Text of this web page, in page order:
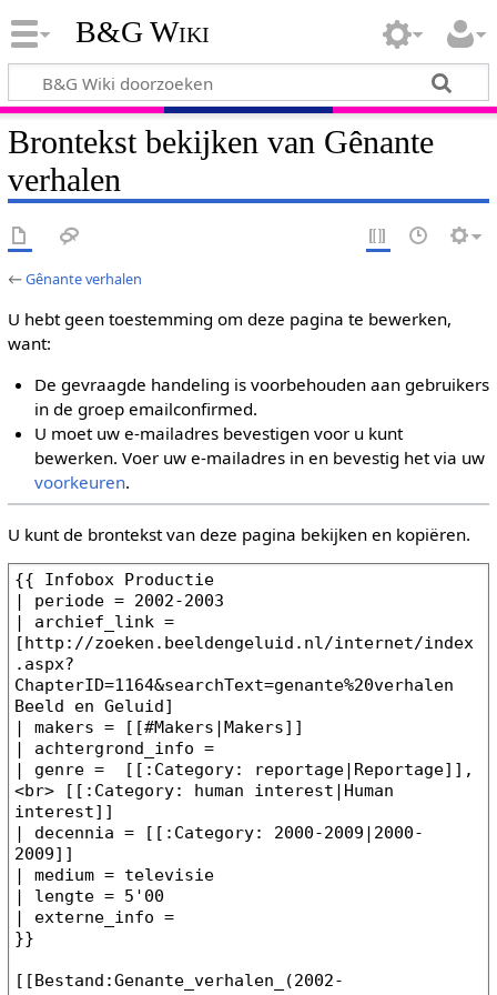
B&G Wiki
Brontekst bekijken van Gênante
verhalen
←Gênante verhalen
U hebt geen toestemming om deze pagina te bewerken,
want:
De gevraagde handeling is voorbehouden aan gebruikers
in de groep emailconfirmed.
U moet uw e-mailadres bevestigen voor u kunt
bewerken. Voer uw e-mailadres in en bevestig het via uw
voorkeuren.
U kunt de brontekst van deze pagina bekijken en kopiëren.